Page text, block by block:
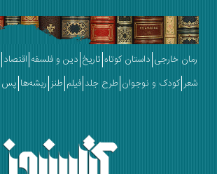
خارجی داستان کوتاه تاریخ دین و فلسفه اقتصاد
کودک و نوجوان طرح جلد فیلم طنز ریشه‌ها پس از کتاب